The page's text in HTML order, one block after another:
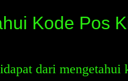
Kode Pos
dari mengetahui